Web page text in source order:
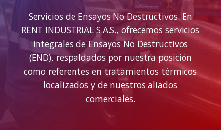
Servicios de Ensayos No Destructivos. En
RENT INDUSTRIAL S.A.S., ofrecemos servicios
integrales de Ensayos No Destructivos
(END), respaldados por nuestra posición
como referentes en tratamientos térmicos
localizados y de nuestros aliados
comerciales.